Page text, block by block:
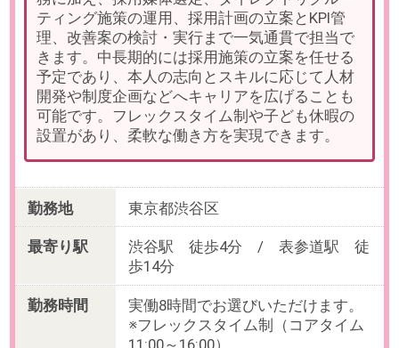
勤務期間 即日～無期
※数ヶ月先のご入社もご相談可能で
す。
※試用期間3ヶ月
給与 年収500～750万円想定
※給与はご経験・スキルに応じて変
動致します。
【給与形態】月給制
【固定残業代／月】45時間／
【交通費／月】支給 ※上限30,000
【賞与】業績に応じた決算賞与あり
【昇給】年2回
【休日・休暇】
＜年間休日120日＞
土日祝日休み、年末年始休暇、夏季
有給休暇、慶弔休暇、子ども休暇
産前産後・育児休暇